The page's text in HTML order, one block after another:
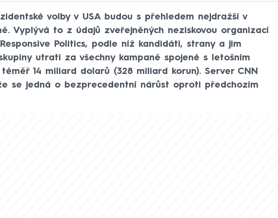
volby v USA budou s přehledem nejdražší v
Vyplývá to z údajů zveřejněných neziskovou organizací
Politics, podle níž kandidáti, strany a jim
utratí za všechny kampaně spojené s letošním
téměř 14 miliard dolarů (328 miliard korun). Server CNN
se jedná o bezprecedentní nárůst oproti předchozím